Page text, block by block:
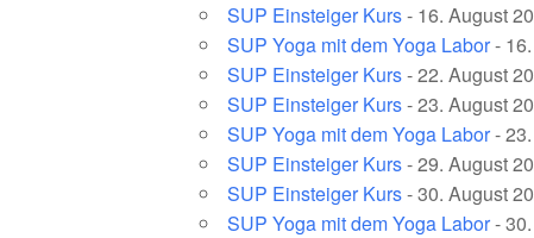
SUP Einsteiger Kurs- 16. August
SUP Yoga mit dem Yoga Labor- 16.
SUP Einsteiger Kurs- 22. August
SUP Einsteiger Kurs- 23. August
SUP Yoga mit dem Yoga Labor- 23.
SUP Einsteiger Kurs- 29. August
SUP Einsteiger Kurs- 30. August
SUP Yoga mit dem Yoga Labor- 30.